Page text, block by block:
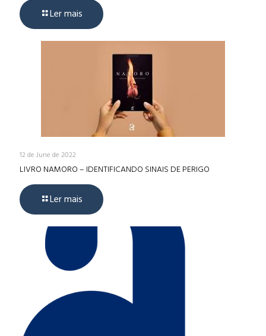
Ler mais
12 de June de 2022
LIVRO NAMORO – IDENTIFICANDO SINAIS DE PERIGO
Ler mais